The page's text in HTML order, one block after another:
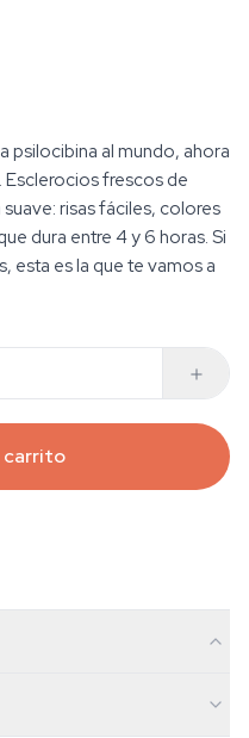
psilocibina al mundo, ahora
Esclerocios frescos de
risas fáciles, colores
dura entre 4 y 6 horas. Si
esta es la que te vamos a
carrito